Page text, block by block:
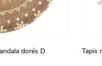
dorés D
Tapis